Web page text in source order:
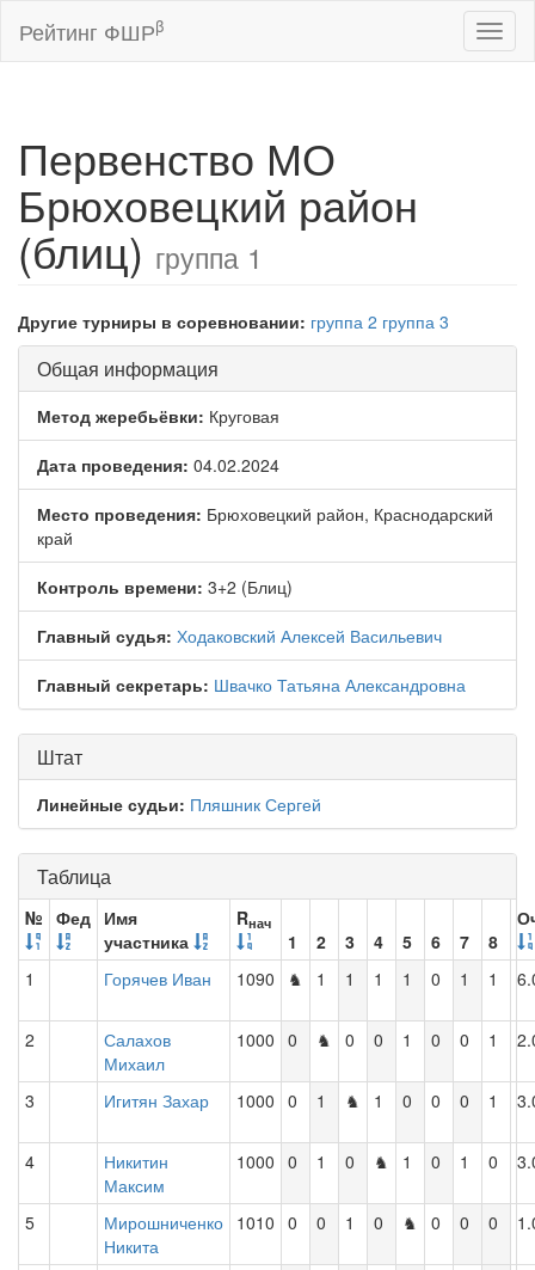
Рейтинг ФШРβ
Первенство МО
Брюховецкий район
(блиц) группа 1
Другие турниры в соревновании: группа 2 группа 3
Общая информация
Метод жеребьёвки: Круговая
Дата проведения: 04.02.2024
Место проведения: Брюховецкий район, Краснодарский
край
Контроль времени: 3+2 (Блиц)
Главный судья: Ходаковский Алексей Васильевич
Главный секретарь: Швачко Татьяна Александровна
Штат
Линейные судьи: Пляшник Сергей
Таблица
№ Фед Имя
участника
Rнач
1 2 3 4 5 6 7 8
1 Горячев Иван 1090 ♞ 1 1 1 1 0 1 1
2
Салахов
Михаил
1000 0 ♞ 0 0 1 0 0 1
3 Игитян Захар 1000 0 1 ♞ 1 0 0 0 1
4
Никитин
Максим
1000 0 1 0 ♞ 1 0 1 0
5
Мирошниченко
Никита
1010 0 0 1 0 ♞ 0 0 0